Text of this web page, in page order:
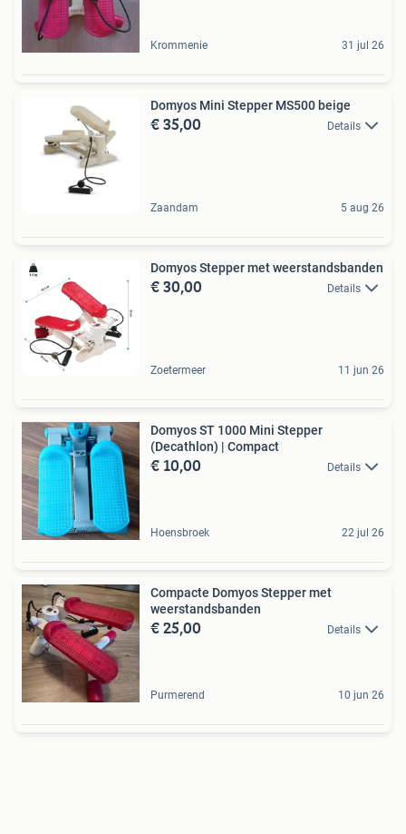
Krommenie 31 jul 26
Domyos Mini Stepper MS500 beige
€ 35,00 Details
Zaandam 5 aug 26
Domyos Stepper met weerstandsbanden
€ 30,00 Details
Zoetermeer 11 jun 26
Domyos ST 1000 Mini Stepper
(Decathlon) | Compact
€ 10,00 Details
Hoensbroek 22 jul 26
Compacte Domyos Stepper met
weerstandsbanden
€ 25,00 Details
Purmerend 10 jun 26